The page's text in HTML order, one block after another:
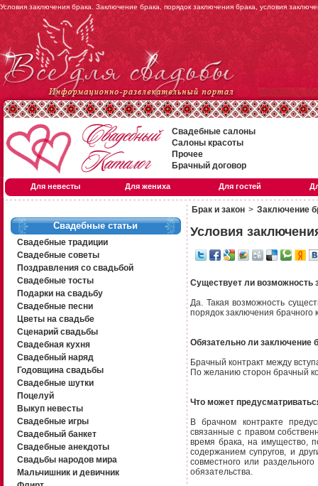
Условия заключения брака. Заключение брака, порядок заключения брака, условия
Свадебные салоны
Салоны красоты
Прочее
Брачный договор
Для невесты Для жениха Для гостей
Свадебные статьи
Свадебные традиции
Свадебные советы
Поздравления со свадьбой
Свадебные тосты
Подарки на свадьбу
Свадебные песни
Цветы на свадьбе
Сценарий свадьбы
Свадебная кухня
Свадебный наряд
Годовщина свадьбы
Свадебные шутки
Поцелуй
Выкуп невесты
Свадебные игры
Свадебный банкет
Свадебные анекдоты
Свадьбы народов мира
Мальчишник и девичник
Брак и закон > Заключение
Условия
Существует ли возможность
Да. Такая возможность
порядок заключения брачного
Обязательно ли заключение
Брачный контракт между
По желанию сторон брачный
Что может
В брачном контракте
связанные с правом
время брака, на имущество,
содержанием супругов, и
совместного или
обязательства.